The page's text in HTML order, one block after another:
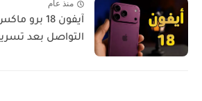
منذ عام
آيفون 18
التواصل بعد